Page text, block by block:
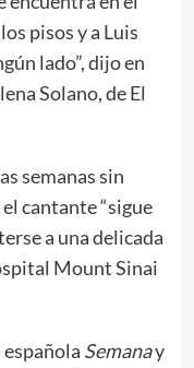
pisos y a Luis
lado”, dijo en
Solano, de El
semanas sin
cantante “sigue
a una delicada
Mount Sinai
Semanay